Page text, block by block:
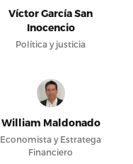
Víctor García San
Inocencio
Política y justicia
William Maldonado
Economista y Estratega
Financiero